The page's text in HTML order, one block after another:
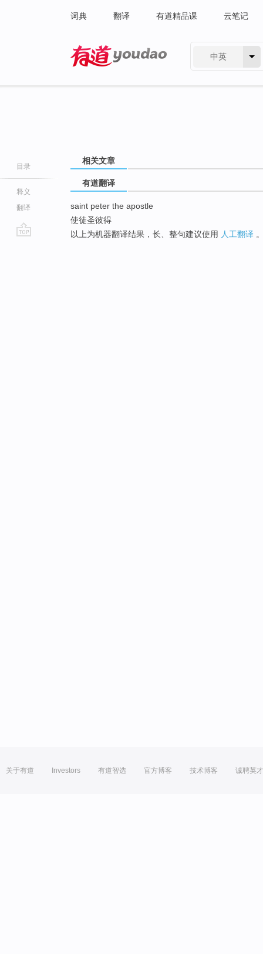
词典 翻译 有道精品课 云笔记
中英
目录
释义
翻译
相关文章
有道翻译
saint peter the apostle
使徒圣彼得
以上为机器翻译结果，长、整句建议使用 人工翻译
关于有道 Investors 有道智选 官方博客 技术博客 诚聘英才